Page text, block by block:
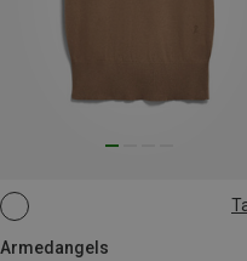
Armedangels
XS